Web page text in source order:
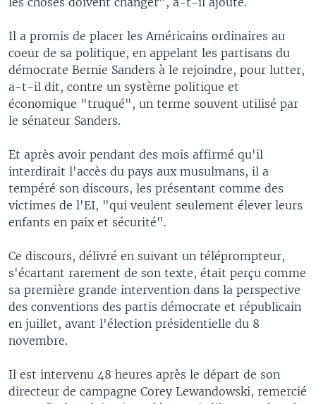
Il a promis de placer les Américains ordinaires au
coeur de sa politique, en appelant les partisans du
démocrate Bernie Sanders à le rejoindre, pour lutter,
a-t-il dit, contre un système politique et
économique "truqué", un terme souvent utilisé par
le sénateur Sanders.
Et après avoir pendant des mois affirmé qu'il
interdirait l'accès du pays aux musulmans, il a
tempéré son discours, les présentant comme des
victimes de l'EI, "qui veulent seulement élever leurs
enfants en paix et sécurité".
Ce discours, délivré en suivant un téléprompteur,
s'écartant rarement de son texte, était perçu comme
sa première grande intervention dans la perspective
des conventions des partis démocrate et républicain
en juillet, avant l'élection présidentielle du 8
novembre.
Il est intervenu 48 heures après le départ de son
directeur de campagne Corey Lewandowski, remercié